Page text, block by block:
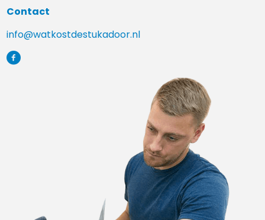
Contact
info@watkostdestukadoor.nl